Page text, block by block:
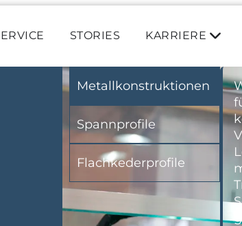
STORIES KARRIERE
Metallkonstruktionen
Spannprofile
Flachkederprofile